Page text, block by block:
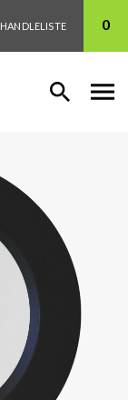
HANDLELISTE 0